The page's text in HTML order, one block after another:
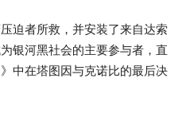
迫者所救，并安装了来自达索
银河黑社会的主要参与者，直
中在塔图因与克诺比的最后决